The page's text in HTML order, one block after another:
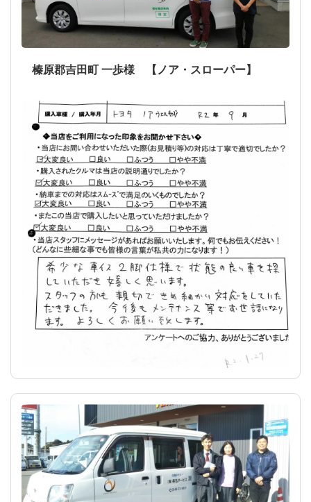
榛原郡吉田町 一歩様 【ノア・スローパー】